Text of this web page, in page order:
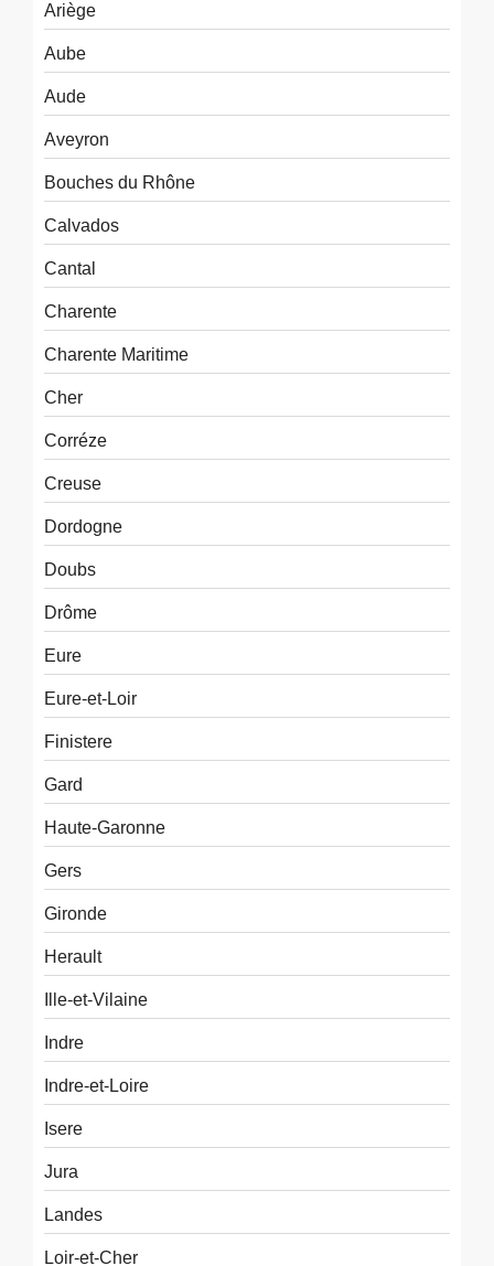
Ariège
Aube
Aude
Aveyron
Bouches du Rhône
Calvados
Cantal
Charente
Charente Maritime
Cher
Corréze
Creuse
Dordogne
Doubs
Drôme
Eure
Eure-et-Loir
Finistere
Gard
Haute-Garonne
Gers
Gironde
Herault
Ille-et-Vilaine
Indre
Indre-et-Loire
Isere
Jura
Landes
Loir-et-Cher